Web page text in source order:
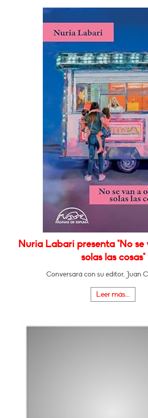
Nuria Labari presenta "No se
solas las cosas"
Conversará con su editor, Juan
Leer más...